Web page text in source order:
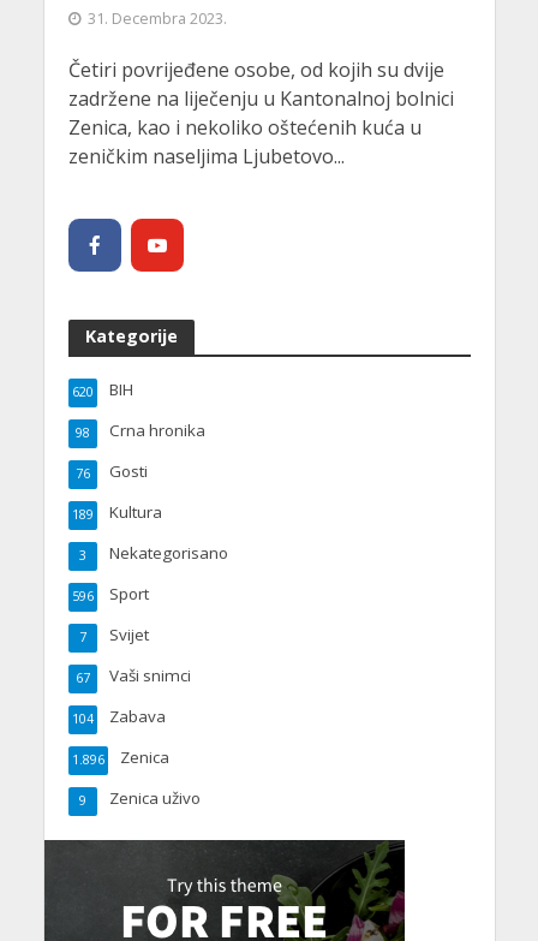
31. Decembra 2023.
Četiri povrijeđene osobe, od kojih su dvije
zadržene na liječenju u Kantonalnoj bolnici
Zenica, kao i nekoliko oštećenih kuća u
zeničkim naseljima Ljubetovo...
Kategorije
BIH
620
Crna hronika
98
Gosti
76
Kultura
189
Nekategorisano
3
Sport
596
Svijet
7
Vaši snimci
67
Zabava
104
Zenica
1.896
Zenica uživo
9